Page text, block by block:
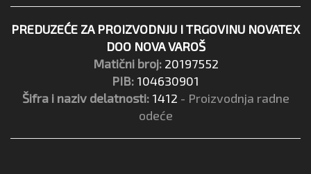
PREDUZEĆE ZA PROIZVODNJU I TRGOVINU NOVATEX
DOO NOVA VAROŠ
Matični broj: 20197552
PIB: 104630901
Šifra i naziv delatnosti: 1412 - Proizvodnja radne
odeće